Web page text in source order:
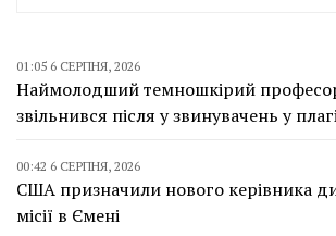
01:05 6 СЕРПНЯ, 2026
Наймолодший темношкірий
звільнився після у звинувачень у
00:42 6 СЕРПНЯ, 2026
США призначили нового керівника
місії в Ємені